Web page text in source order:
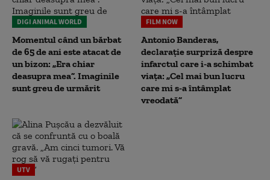
DIGI ANIMAL WORLD
Momentul când un bărbat
de 65 de ani este atacat de
un bizon: „Era chiar
deasupra mea”. Imaginile
sunt greu de urmărit
FILM NOW
Antonio Banderas,
declarație surpriză despre
infarctul care i-a schimbat
viața: „Cel mai bun lucru
care mi s-a întâmplat
vreodată”
UTV